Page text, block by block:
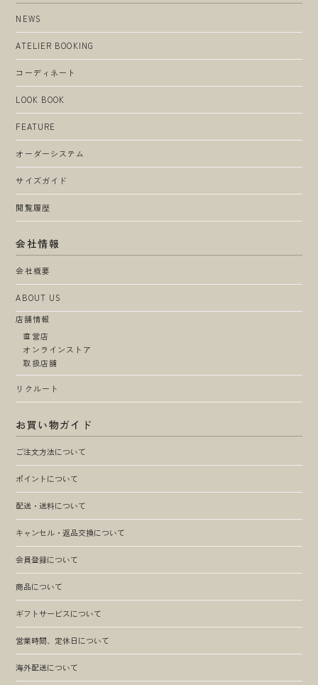
NEWS
ATELIER BOOKING
コーディネート
LOOK BOOK
FEATURE
オーダーシステム
サイズガイド
閲覧履歴
会社情報
会社概要
ABOUT US
店舗情報
直営店
オンラインストア
取扱店舗
リクルート
お買い物ガイド
ご注文方法について
ポイントについて
配送・送料について
キャンセル・返品交換について
会員登録について
商品について
ギフトサービスについて
営業時間、定休日について
海外配送について